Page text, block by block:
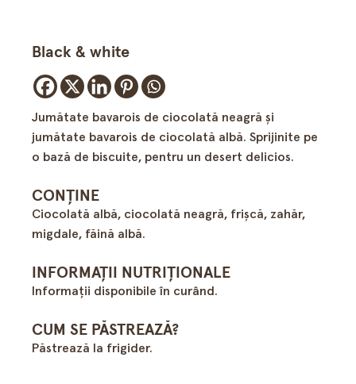
Black & white
Jumătate bavarois de ciocolată neagră și
jumătate bavarois de ciocolată albă. Sprijinite pe
o bază de biscuite, pentru un desert delicios.
CONȚINE
Ciocolată albă, ciocolată neagră, frişcă, zahăr,
migdale, făină albă.
INFORMAȚII NUTRIȚIONALE
Informații disponibile în curând.
CUM SE PĂSTREAZĂ?
Păstrează la frigider.